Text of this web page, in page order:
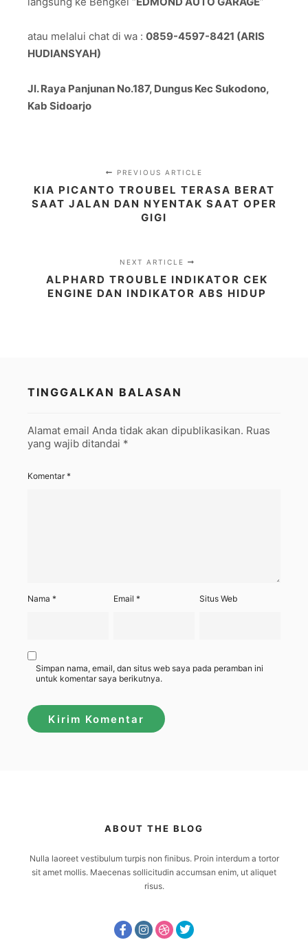
atau melalui chat di wa : 0859-4597-8421 (ARIS
HUDIANSYAH)
Jl. Raya Panjunan No.187, Dungus Kec Sukodono,
Kab Sidoarjo
PREVIOUS ARTICLE
KIA PICANTO TROUBEL TERASA BERAT
SAAT JALAN DAN NYENTAK SAAT OPER
GIGI
NEXT ARTICLE
ALPHARD TROUBLE INDIKATOR CEK
ENGINE DAN INDIKATOR ABS HIDUP
TINGGALKAN BALASAN
Alamat email Anda tidak akan dipublikasikan. Ruas
yang wajib ditandai *
Komentar*
Nama * Email* Situs Web
Simpan nama, email, dan situs web saya pada peramban ini
untuk komentar saya berikutnya.
ABOUT THE BLOG
Nulla laoreet vestibulum turpis non finibus. Proin interdum a tortor
sit amet mollis. Maecenas sollicitudin accumsan enim, ut aliquet
risus.